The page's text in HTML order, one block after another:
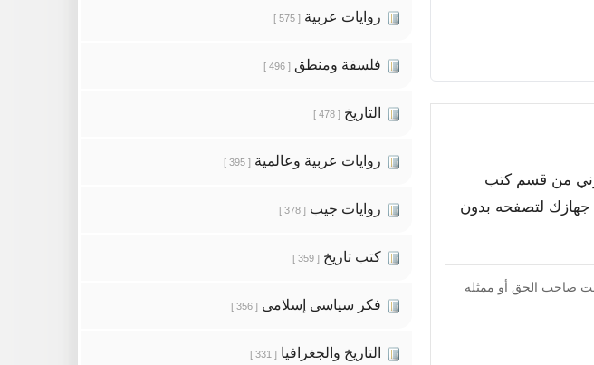
من قسم كتب
جهازك لتصفحه بدون
كنت صاحب الحق أو ممثله
روايات عربية [ 575 ]
فلسفة ومنطق [ 496 ]
التاريخ [ 478 ]
روايات عربية وعالمية [ 395 ]
روايات جيب [ 378 ]
كتب تاريخ [ 359 ]
فكر سياسى إسلامى [ 356 ]
التاريخ والجغرافيا [ 331 ]